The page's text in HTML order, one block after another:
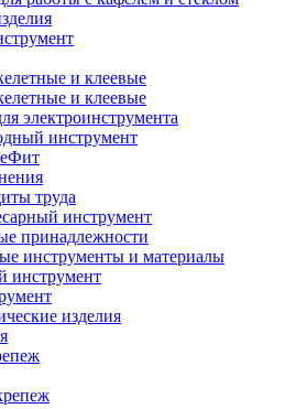
и клеевые
и клеевые
электроинструмента
инструмент
труда
инструмент
принадлежности
инструменты и материалы
инструмент
изделия